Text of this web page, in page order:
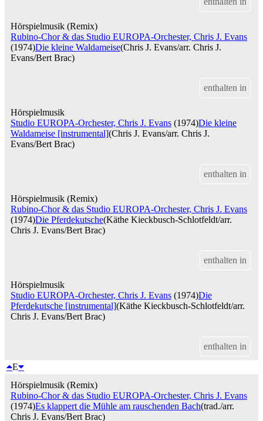
Hörspielmusik (Remix)
Rubino-Chor & das Studio EUROPA-Orchester, Chris J. Evans
(1974)Die kleine Waldameise(Chris J. Evans/arr. Chris J.
Evans/Bert Brac)
enthalten in
Hörspielmusik
Studio EUROPA-Orchester, Chris J. Evans (1974)Die kleine
Waldameise [instrumental](Chris J. Evans/arr. Chris J.
Evans/Bert Brac)
enthalten in
Hörspielmusik (Remix)
Rubino-Chor & das Studio EUROPA-Orchester, Chris J. Evans
(1974)Die Pferdekutsche(Käthe Kieckbusch-Schlotfeldt/arr.
Chris J. Evans/Bert Brac)
enthalten in
Hörspielmusik
Studio EUROPA-Orchester, Chris J. Evans (1974)Die
Pferdekutsche [instrumental](Käthe Kieckbusch-Schlotfeldt/arr.
Chris J. Evans/Bert Brac)
enthalten in
E
Hörspielmusik (Remix)
Rubino-Chor & das Studio EUROPA-Orchester, Chris J. Evans
(1974)Es klappert die Mühle am rauschenden Bach(trad./arr.
Chris J. Evans/Bert Brac)